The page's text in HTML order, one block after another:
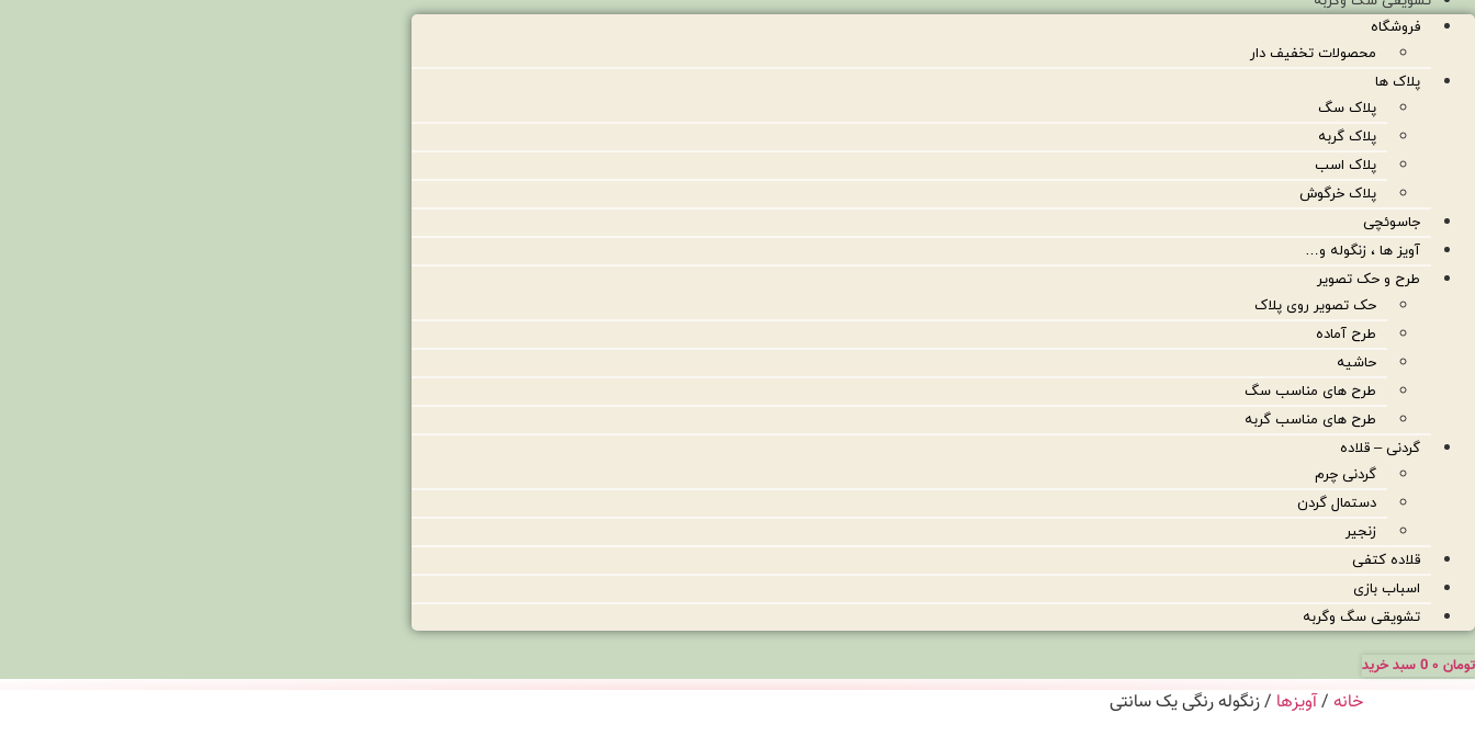
فروشگاه
محصولات تخفیف دار
پلاک ها
پلاک سگ
پلاک گربه
پلاک اسب
پلاک خرگوش
جاسوئچی
آویز ها ، زنگوله و…
طرح و حک تصویر
حک تصویر روی پلاک
طرح آماده
حاشیه
طرح های مناسب سگ
طرح های مناسب گربه
گردنی – قلاده
گردنی چرم
دستمال گردن
زنجیر
قلاده کتفی
اسباب بازی
تشویقی سگ وگربه
تومان 0 سبد خرید
خانه /آویزها / زنگوله رنگی یک سانتی